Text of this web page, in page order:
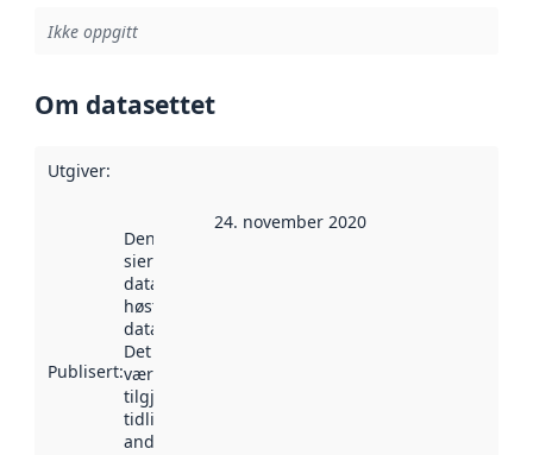
Ikke oppgitt
Om datasettet
Utgiver:
Publisert:
Denne datoen
sier når
datasettet ble
høstet av
data.norge.no.
Det kan ha
vært
tilgjengelig
tidligere
andre steder.
24. november 2020